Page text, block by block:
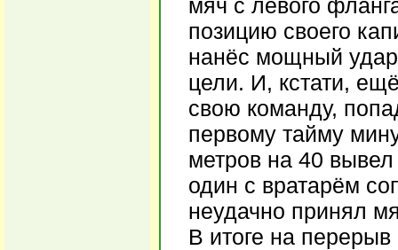
мяч с левого
позицию своего
нанёс мощный
цели. И, кстати,
свою команду,
первому тайму
метров на 40
один с вратарём
неудачно принял
В итоге на